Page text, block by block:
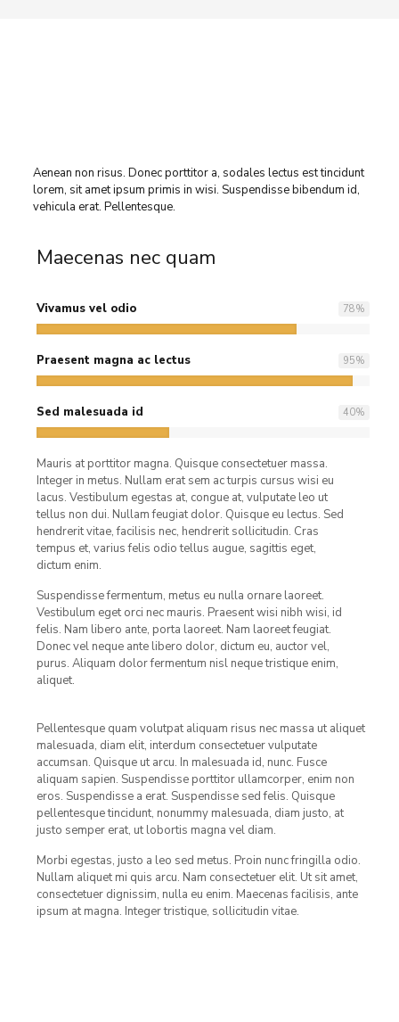
Aenean non risus. Donec porttitor a, sodales lectus est tincidunt
lorem, sit amet ipsum primis in wisi. Suspendisse bibendum id,
vehicula erat. Pellentesque.
Maecenas nec quam
Vivamus vel odio 78%
Praesent magna ac lectus 95%
Sed malesuada id 40%
Mauris at porttitor magna. Quisque consectetuer massa.
Integer in metus. Nullam erat sem ac turpis cursus wisi eu
lacus. Vestibulum egestas at, congue at, vulputate leo ut
tellus non dui. Nullam feugiat dolor. Quisque eu lectus. Sed
hendrerit vitae, facilisis nec, hendrerit sollicitudin. Cras
tempus et, varius felis odio tellus augue, sagittis eget,
dictum enim.
Suspendisse fermentum, metus eu nulla ornare laoreet.
Vestibulum eget orci nec mauris. Praesent wisi nibh wisi, id
felis. Nam libero ante, porta laoreet. Nam laoreet feugiat.
Donec vel neque ante libero dolor, dictum eu, auctor vel,
purus. Aliquam dolor fermentum nisl neque tristique enim,
aliquet.
Pellentesque quam volutpat aliquam risus nec massa ut aliquet
malesuada, diam elit, interdum consectetuer vulputate
accumsan. Quisque ut arcu. In malesuada id, nunc. Fusce
aliquam sapien. Suspendisse porttitor ullamcorper, enim non
eros. Suspendisse a erat. Suspendisse sed felis. Quisque
pellentesque tincidunt, nonummy malesuada, diam justo, at
justo semper erat, ut lobortis magna vel diam.
Morbi egestas, justo a leo sed metus. Proin nunc fringilla odio.
Nullam aliquet mi quis arcu. Nam consectetuer elit. Ut sit amet,
consectetuer dignissim, nulla eu enim. Maecenas facilisis, ante
ipsum at magna. Integer tristique, sollicitudin vitae.